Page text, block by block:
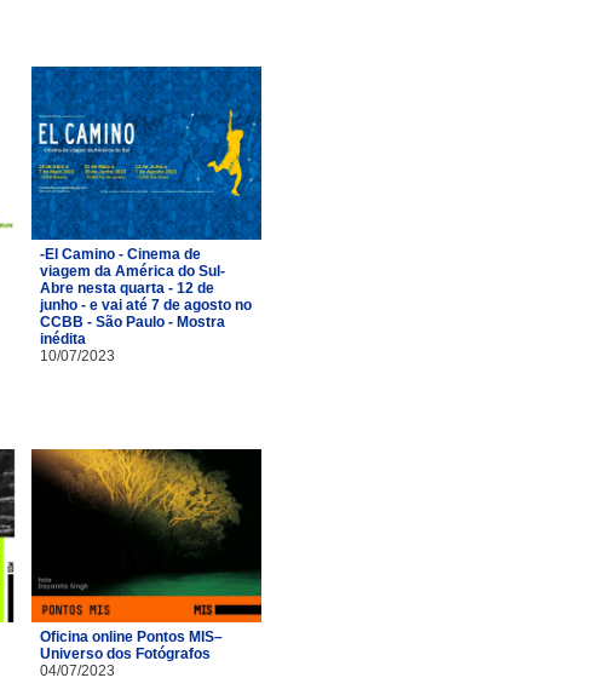
-El Camino - Cinema de
viagem da América do Sul-
Abre nesta quarta - 12 de
junho - e vai até 7 de agosto no
CCBB - São Paulo - Mostra
inédita
10/07/2023
Oficina online Pontos MIS–
Universo dos Fotógrafos
04/07/2023